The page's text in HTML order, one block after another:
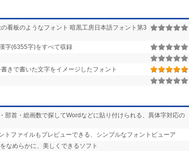
看板のようなフォント 暗黒工房日本語フォント第3
字(6355字)をすべて収録
きで書いた文字をイメージしたフォント
部首・総画数で探してWordなどに貼り付けられる、異体字対応の
トファイルもプレビューできる、シンプルなフォントビューア
なめらかに、美しくできるソフト